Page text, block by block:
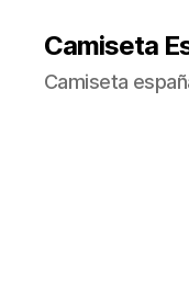
Camiseta
Camiseta